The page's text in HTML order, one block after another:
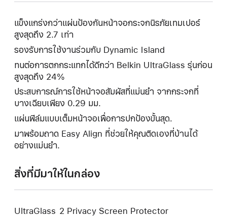
แข็งแกร่งกว่าแผ่นป้องกันหน้าจอกระจกนิรภัยเทมเปอร์
สูงสุดถึง 2.7 เท่า
รองรับการใช้งานร่วมกับ Dynamic Island
ทนต่อการตกกระแทกได้ดีกว่า Belkin UltraGlass รุ่นก่อน
สูงสุดถึง 24%
ประสบการณ์การใช้หน้าจอสัมผัสที่แม่นยำ จากกระจกที่
บางเฉียบเพียง 0.29 มม.
แผ่นฟิล์มแบบเต็มหน้าจอเพื่อการปกป้องขั้นสุด.
มาพร้อมถาด Easy Align ที่ช่วยให้คุณติดเองที่บ้านได้
อย่างแม่นยำ.
สิ่งที่มีมาให้ในกล่อง
UltraGlass 2 Privacy Screen Protector